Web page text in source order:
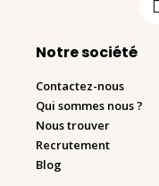
Notre société
Contactez-nous
Qui sommes nous ?
Nous trouver
Recrutement
Blog